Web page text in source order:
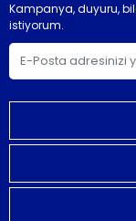
Kampanya, duyuru,
istiyorum.